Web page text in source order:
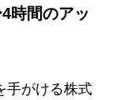
時間のアッ
手がける株式